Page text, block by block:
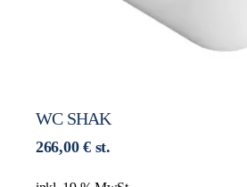
WC SHAK
266,00€ st.